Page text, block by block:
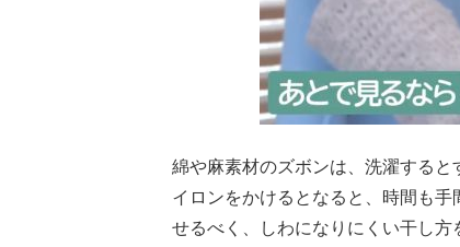
綿や麻素材のズボンは、洗濯する
イロンをかけるとなると、時間も
せるべく、しわになりにくい干し方